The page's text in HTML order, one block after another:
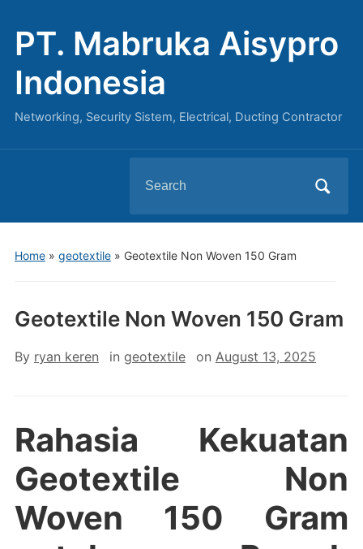
PT. Mabruka Aisypro
Indonesia
Networking, Security Sistem, Electrical, Ducting Contractor
for:
Home» geotextile» Geotextile Non Woven 150 Gram
Geotextile Non Woven 150 Gram
By ryan keren in geotextile on August 13, 2025
Rahasia Kekuatan
Geotextile Non
Woven 150 Gram